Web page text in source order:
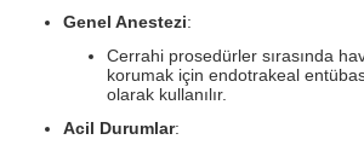
Genel Anestezi:
Cerrahi prosedürler sırasında
korumak için endotrakeal
olarak kullanılır.
Acil Durumlar: